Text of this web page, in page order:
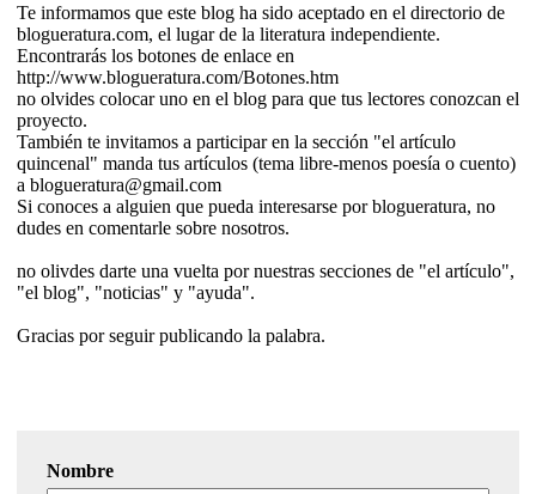
Te informamos que este blog ha sido aceptado en el directorio de
blogueratura.com, el lugar de la literatura independiente.
Encontrarás los botones de enlace en
http://www.blogueratura.com/Botones.htm
no olvides colocar uno en el blog para que tus lectores conozcan el
proyecto.
También te invitamos a participar en la sección "el artículo
quincenal" manda tus artículos (tema libre-menos poesía o cuento)
a blogueratura@gmail.com
Si conoces a alguien que pueda interesarse por blogueratura, no
dudes en comentarle sobre nosotros.
no olivdes darte una vuelta por nuestras secciones de "el artículo",
"el blog", "noticias" y "ayuda".
Gracias por seguir publicando la palabra.
Nombre